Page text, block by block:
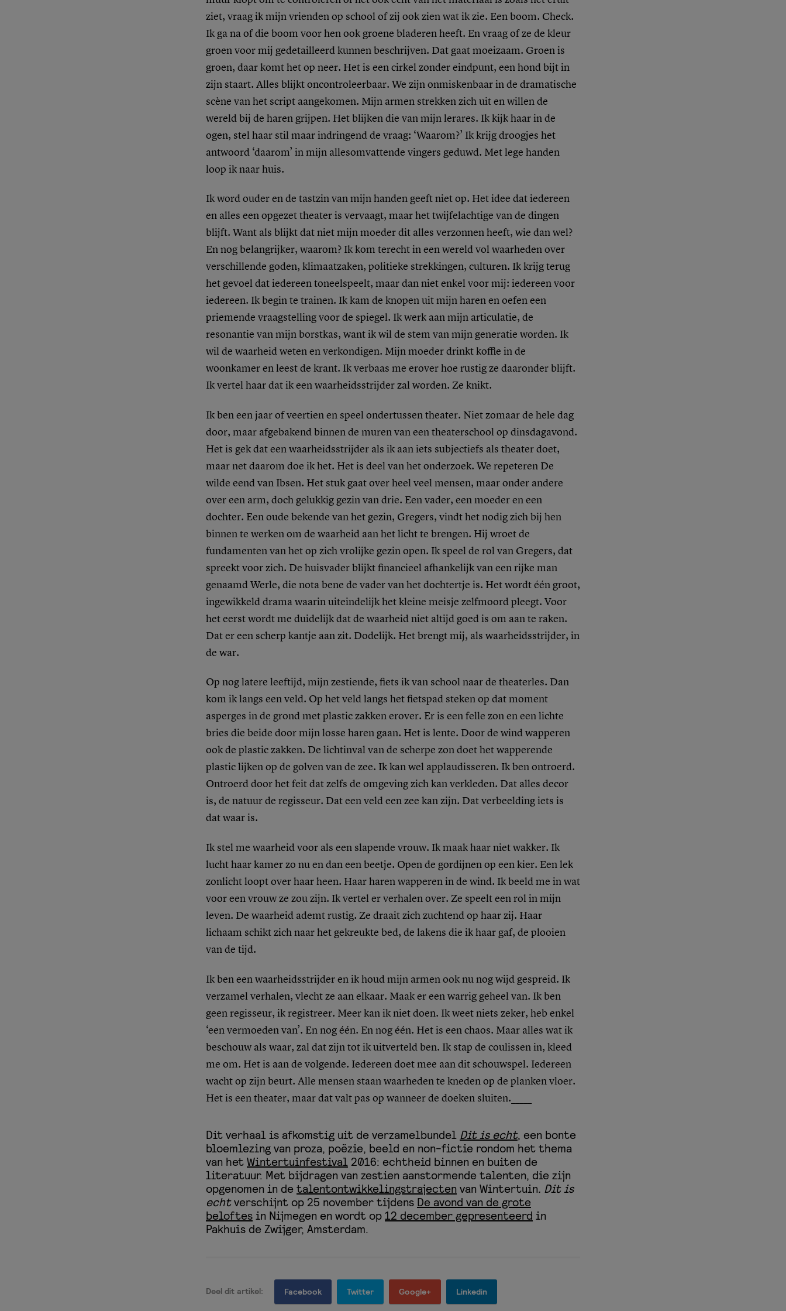
ziet, vraag ik mijn vrienden op school of zij ook zien wat ik zie. Een boom. Check.
Ik ga na of die boom voor hen ook groene bladeren heeft. En vraag of ze de kleur
groen voor mij gedetailleerd kunnen beschrijven. Dat gaat moeizaam. Groen is
groen, daar komt het op neer. Het is een cirkel zonder eindpunt, een hond bijt in
zijn staart. Alles blijkt oncontroleerbaar. We zijn onmiskenbaar in de dramatische
scène van het script aangekomen. Mijn armen strekken zich uit en willen de
wereld bij de haren grijpen. Het blijken die van mijn lerares. Ik kijk haar in de
ogen, stel haar stil maar indringend de vraag: ‘Waarom?’ Ik krijg droogjes het
antwoord ‘daarom’ in mijn allesomvattende vingers geduwd. Met lege handen
loop ik naar huis.
Ik word ouder en de tastzin van mijn handen geeft niet op. Het idee dat iedereen
en alles een opgezet theater is vervaagt, maar het twijfelachtige van de dingen
blijft. Want als blijkt dat niet mijn moeder dit alles verzonnen heeft, wie dan wel?
En nog belangrijker, waarom? Ik kom terecht in een wereld vol waarheden over
verschillende goden, klimaatzaken, politieke strekkingen, culturen. Ik krijg terug
het gevoel dat iedereen toneelspeelt, maar dan niet enkel voor mij: iedereen voor
iedereen. Ik begin te trainen. Ik kam de knopen uit mijn haren en oefen een
priemende vraagstelling voor de spiegel. Ik werk aan mijn articulatie, de
resonantie van mijn borstkas, want ik wil de stem van mijn generatie worden. Ik
wil de waarheid weten en verkondigen. Mijn moeder drinkt koffie in de
woonkamer en leest de krant. Ik verbaas me erover hoe rustig ze daaronder blijft.
Ik vertel haar dat ik een waarheidsstrijder zal worden. Ze knikt.
Ik ben een jaar of veertien en speel ondertussen theater. Niet zomaar de hele dag
door, maar afgebakend binnen de muren van een theaterschool op dinsdagavond.
Het is gek dat een waarheidsstrijder als ik aan iets subjectiefs als theater doet,
maar net daarom doe ik het. Het is deel van het onderzoek. We repeteren De
wilde eend van Ibsen. Het stuk gaat over heel veel mensen, maar onder andere
over een arm, doch gelukkig gezin van drie. Een vader, een moeder en een
dochter. Een oude bekende van het gezin, Gregers, vindt het nodig zich bij hen
binnen te werken om de waarheid aan het licht te brengen. Hij wroet de
fundamenten van het op zich vrolijke gezin open. Ik speel de rol van Gregers, dat
spreekt voor zich. De huisvader blijkt financieel afhankelijk van een rijke man
genaamd Werle, die nota bene de vader van het dochtertje is. Het wordt één groot,
ingewikkeld drama waarin uiteindelijk het kleine meisje zelfmoord pleegt. Voor
het eerst wordt me duidelijk dat de waarheid niet altijd goed is om aan te raken.
Dat er een scherp kantje aan zit. Dodelijk. Het brengt mij, als waarheidsstrijder, in
de war.
Op nog latere leeftijd, mijn zestiende, fiets ik van school naar de theaterles. Dan
kom ik langs een veld. Op het veld langs het fietspad steken op dat moment
asperges in de grond met plastic zakken erover. Er is een felle zon en een lichte
bries die beide door mijn losse haren gaan. Het is lente. Door de wind wapperen
ook de plastic zakken. De lichtinval van de scherpe zon doet het wapperende
plastic lijken op de golven van de zee. Ik kan wel applaudisseren. Ik ben ontroerd.
Ontroerd door het feit dat zelfs de omgeving zich kan verkleden. Dat alles decor
is, de natuur de regisseur. Dat een veld een zee kan zijn. Dat verbeelding iets is
dat waar is.
Ik stel me waarheid voor als een slapende vrouw. Ik maak haar niet wakker. Ik
lucht haar kamer zo nu en dan een beetje. Open de gordijnen op een kier. Een lek
zonlicht loopt over haar heen. Haar haren wapperen in de wind. Ik beeld me in wat
voor een vrouw ze zou zijn. Ik vertel er verhalen over. Ze speelt een rol in mijn
leven. De waarheid ademt rustig. Ze draait zich zuchtend op haar zij. Haar
lichaam schikt zich naar het gekreukte bed, de lakens die ik haar gaf, de plooien
van de tijd.
Ik ben een waarheidsstrijder en ik houd mijn armen ook nu nog wijd gespreid. Ik
verzamel verhalen, vlecht ze aan elkaar. Maak er een warrig geheel van. Ik ben
geen regisseur, ik registreer. Meer kan ik niet doen. Ik weet niets zeker, heb enkel
‘een vermoeden van’. En nog één. En nog één. Het is een chaos. Maar alles wat ik
beschouw als waar, zal dat zijn tot ik uitverteld ben. Ik stap de coulissen in, kleed
me om. Het is aan de volgende. Iedereen doet mee aan dit schouwspel. Iedereen
wacht op zijn beurt. Alle mensen staan waarheden te kneden op de planken vloer.
Het is een theater, maar dat valt pas op wanneer de doeken sluiten._____
Dit verhaal is afkomstig uit de verzamelbundel Dit is echt, een bonte
bloemlezing van proza, poëzie, beeld en non-fictie rondom het thema
van het Wintertuinfestival 2016: echtheid binnen en buiten de
literatuur. Met bijdragen van zestien aanstormende talenten, die zijn
opgenomen in de talentontwikkelingstrajecten van Wintertuin. Dit is
echtverschijnt op 25 november tijdens De avond van de grote
beloftes in Nijmegen en wordt op 12 december gepresenteerd in
Pakhuis de Zwijger, Amsterdam.
Deel dit artikel: Facebook Twitter Google+ Linkedin